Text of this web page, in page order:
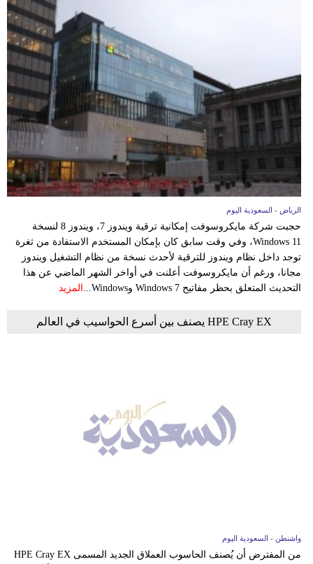
أبراج
فيديو
سيارات
الرياض - السعودية اليوم
حجبت شركة مايكروسوفت إمكانية ترقية ويندوز 7، ويندوز 8 لنسخة
Windows 11، وفي وقت سابق كان بإمكان المستخدم الاستفادة من ثغرة
توجد داخل نظام ويندوز للترقية لأحدث نسخة من نظام التشغيل ويندوز
مجانا، ورغم أن مايكروسوفت أعلنت في أواخر الشهر الماضي عن هذا
التحديث المتعلق بحظر مفاتيح Windows 7 وWindows...
المزيد
HPE Cray EX يصنف بين أسرع الحواسيب في العالم
واشنطن - السعودية اليوم
من المفترض أن يُصنف الحاسوب العملاق الجديد المسمى HPE Cray EX